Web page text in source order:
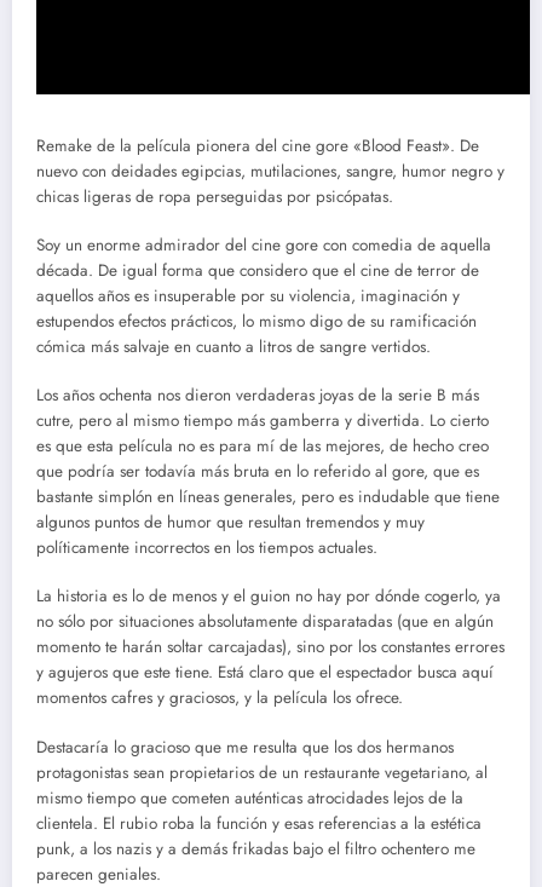
Remake de la película pionera del cine gore «Blood Feast». De
nuevo con deidades egipcias, mutilaciones, sangre, humor negro y
chicas ligeras de ropa perseguidas por psicópatas.
Soy un enorme admirador del cine gore con comedia de aquella
década. De igual forma que considero que el cine de terror de
aquellos años es insuperable por su violencia, imaginación y
estupendos efectos prácticos, lo mismo digo de su ramificación
cómica más salvaje en cuanto a litros de sangre vertidos.
Los años ochenta nos dieron verdaderas joyas de la serie B más
cutre, pero al mismo tiempo más gamberra y divertida. Lo cierto
es que esta película no es para mí de las mejores, de hecho creo
que podría ser todavía más bruta en lo referido al gore, que es
bastante simplón en líneas generales, pero es indudable que tiene
algunos puntos de humor que resultan tremendos y muy
políticamente incorrectos en los tiempos actuales.
La historia es lo de menos y el guion no hay por dónde cogerlo, ya
no sólo por situaciones absolutamente disparatadas (que en algún
momento te harán soltar carcajadas), sino por los constantes errores
y agujeros que este tiene. Está claro que el espectador busca aquí
momentos cafres y graciosos, y la película los ofrece.
Destacaría lo gracioso que me resulta que los dos hermanos
protagonistas sean propietarios de un restaurante vegetariano, al
mismo tiempo que cometen auténticas atrocidades lejos de la
clientela. El rubio roba la función y esas referencias a la estética
punk, a los nazis y a demás frikadas bajo el filtro ochentero me
parecen geniales.